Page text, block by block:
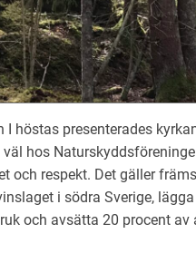
höstas presenterades
hos
och respekt. Det gäller
i södra Sverige,
och avsätta 20 procent av